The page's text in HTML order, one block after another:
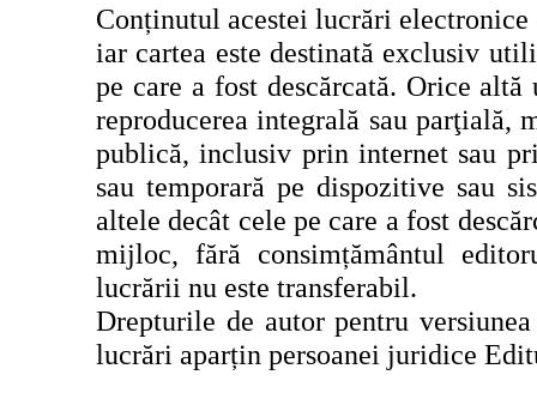
Conținutul acestei lucrări
iar cartea este destinată exclusiv
pe care a fost descărcată. Orice
reproducerea integrală sau parţială,
publică, inclusiv prin internet sau
sau temporară pe dispozitive sau
altele decât cele pe care a fost
mijloc, fără consimțământul
lucrării nu este transferabil.
Drepturile de autor pentru
lucrări aparțin persoanei juridice